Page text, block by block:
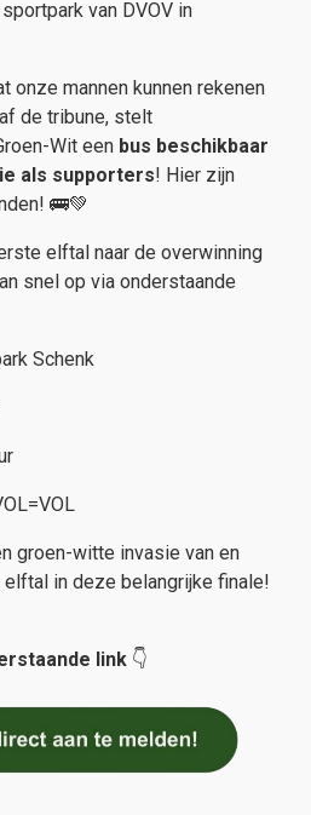
van DVOV in
onze mannen kunnen rekenen
de tribune, stelt
Wit een bus beschikbaar
als supporters! Hier zijn
🚌💚
elftal naar de overwinning
snel op via onderstaande
Schenk
groen-witte invasie van en
in deze belangrijke finale!
link 👇